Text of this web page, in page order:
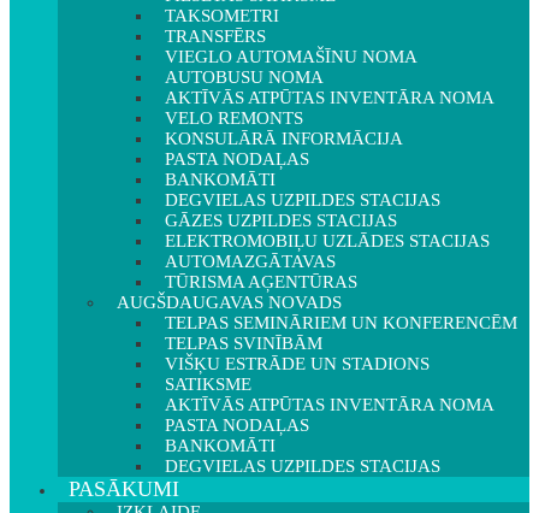
TAKSOMETRI
TRANSFĒRS
VIEGLO AUTOMAŠĪNU NOMA
AUTOBUSU NOMA
AKTĪVĀS ATPŪTAS INVENTĀRA NOMA
VELO REMONTS
KONSULĀRĀ INFORMĀCIJA
PASTA NODAĻAS
BANKOMĀTI
DEGVIELAS UZPILDES STACIJAS
GĀZES UZPILDES STACIJAS
ELEKTROMOBIĻU UZLĀDES STACIJAS
AUTOMAZGĀTAVAS
TŪRISMA AĢENTŪRAS
AUGŠDAUGAVAS NOVADS
TELPAS SEMINĀRIEM UN KONFERENCĒM
TELPAS SVINĪBĀM
VIŠĶU ESTRĀDE UN STADIONS
SATIKSME
AKTĪVĀS ATPŪTAS INVENTĀRA NOMA
PASTA NODAĻAS
BANKOMĀTI
DEGVIELAS UZPILDES STACIJAS
PASĀKUMI